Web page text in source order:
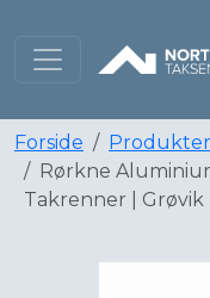
Forside Produkter
Rørkne
Takrenner | Grøvik